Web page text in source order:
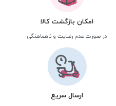
امکان بازگشت کالا
در صورت عدم رضایت و ناهماهنگی
ارسال سریع